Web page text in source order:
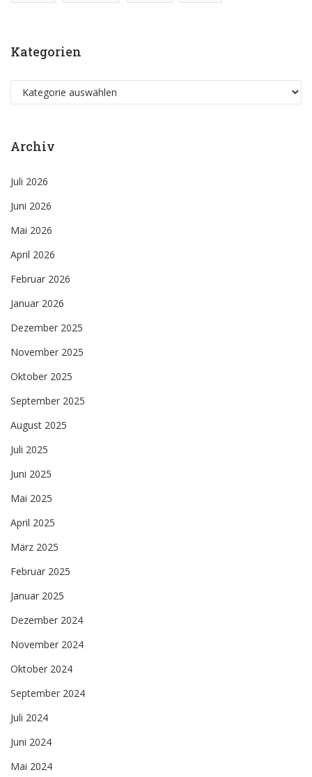
Kategorien
Kategorien
Archiv
Juli 2026
Juni 2026
Mai 2026
April 2026
Februar 2026
Januar 2026
Dezember 2025
November 2025
Oktober 2025
September 2025
August 2025
Juli 2025
Juni 2025
Mai 2025
April 2025
März 2025
Februar 2025
Januar 2025
Dezember 2024
November 2024
Oktober 2024
September 2024
Juli 2024
Juni 2024
Mai 2024